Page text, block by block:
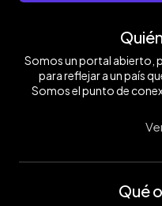
Somos un portal abierto,
para reflejar a un país
Somos el punto de
Qué